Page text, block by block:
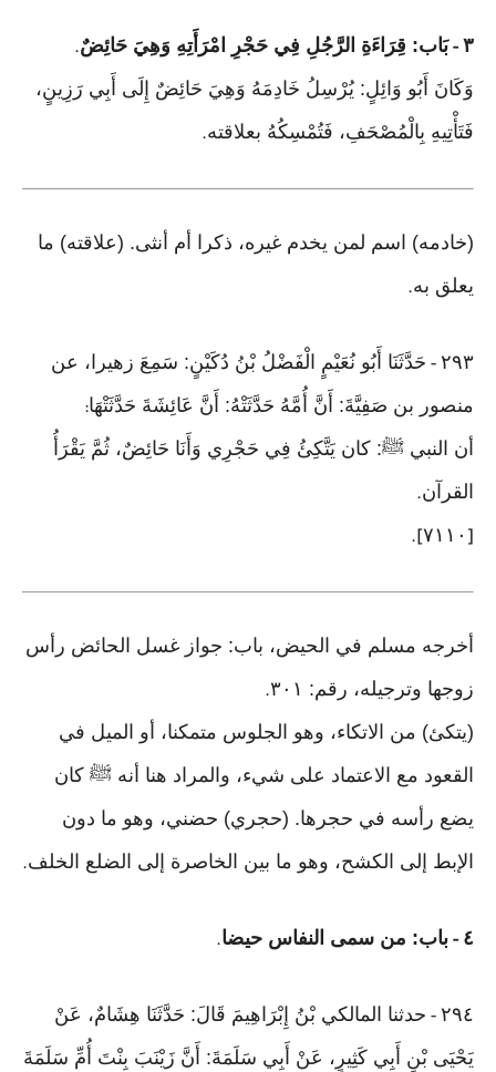
٣ -بَاب: قِرَاءَةِ الرَّجُلِ فِي حَجْرِ امْرَأَتِهِ وَهِيَ حَائِضٌ.
وَكَانَ أَبُو وَائِلٍ: يُرْسِلُ خَادِمَهُ وَهِيَ حَائِضٌ إِلَى أَبِي رَزِينٍ،
فَتَأْتِيهِ بِالْمُصْحَفِ، فَتُمْسِكُهُ بعلاقته.
(خادمه) اسم لمن يخدم غيره، ذكرا أم أنثى. (علاقته) ما
يعلق به.
٢٩٣ - حَدَّثَنَا أَبُو نُعَيْمٍ الْفَضْلُ بْنُ دُكَيْنٍ: سَمِعَ زهيرا، عن
منصور بن صَفِيَّةَ: أَنَّ أُمَّهُ حَدَّثَتْهُ: أَنَّ عَائِشَةَ حَدَّثَتْهَا:
أن النبي ﷺ: كان يَتَّكِئُ فِي حَجْرِي وَأَنَا حَائِضٌ، ثُمَّ يَقْرَأُ
القرآن.
[ ٧١١٠].
أخرجه مسلم في الحيض، باب: جواز غسل الحائض رأس
زوجها وترجيله، رقم: ٣٠١
.
(يتكئ) من الاتكاء، وهو الجلوس متمكنا، أو الميل في
القعود مع الاعتماد على شيء، والمراد هنا أنه ﷺ كان
يضع رأسه في حجرها. (حجري) حضني، وهو ما دون
الإبط إلى الكشح، وهو ما بين الخاصرة إلى الضلع الخلف.
٤ - باب: من سمى النفاس حيضا.
٢٩٤ - حدثنا المالكي بْنُ إِبْرَاهِيمَ قَالَ: حَدَّثَنَا هِشَامٌ، عَنْ
يَحْيَى بْنِ أَبِي كَثِيرٍ، عَنْ أَبِي سَلَمَةَ: أَنَّ زَيْنَبَ بِنْتَ أُمِّ سَلَمَةَ